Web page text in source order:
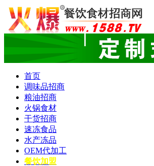
首页
调味品招商
粮油招商
火锅食材
干货招商
速冻食品
水产冻品
OEM代加工
餐饮加盟